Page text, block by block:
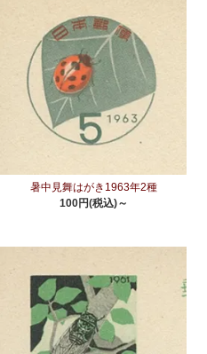
暑中見舞はがき1963年2種
100円(税込)～